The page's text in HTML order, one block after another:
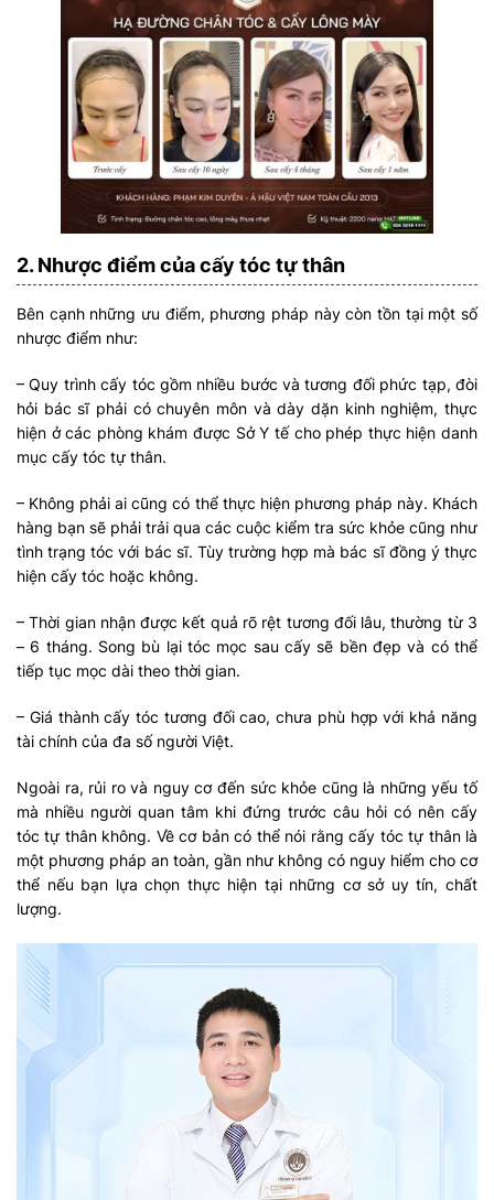
2. Nhược điểm của cấy tóc tự thân
Bên cạnh những ưu điểm, phương pháp này còn tồn tại một số
nhược điểm như:
– Quy trình cấy tóc gồm nhiều bước và tương đối phức tạp, đòi
hỏi bác sĩ phải có chuyên môn và dày dặn kinh nghiệm, thực
hiện ở các phòng khám được Sở Y tế cho phép thực hiện danh
mục cấy tóc tự thân.
– Không phải ai cũng có thể thực hiện phương pháp này. Khách
hàng bạn sẽ phải trải qua các cuộc kiểm tra sức khỏe cũng như
tình trạng tóc với bác sĩ. Tùy trường hợp mà bác sĩ đồng ý thực
hiện cấy tóc hoặc không.
– Thời gian nhận được kết quả rõ rệt tương đối lâu, thường từ 3
– 6 tháng. Song bù lại tóc mọc sau cấy sẽ bền đẹp và có thể
tiếp tục mọc dài theo thời gian.
– Giá thành cấy tóc tương đối cao, chưa phù hợp với khả năng
tài chính của đa số người Việt.
Ngoài ra, rủi ro và nguy cơ đến sức khỏe cũng là những yếu tố
mà nhiều người quan tâm khi đứng trước câu hỏi có nên cấy
tóc tự thân không. Về cơ bản có thể nói rằng cấy tóc tự thân là
một phương pháp an toàn, gần như không có nguy hiểm cho cơ
thể nếu bạn lựa chọn thực hiện tại những cơ sở uy tín, chất
lượng.